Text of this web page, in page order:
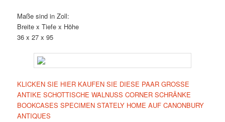
Maße sind in Zoll:
Breite x Tiefe x Höhe
36 x 27 x 95
KLICKEN SIE HIER KAUFEN SIE DIESE PAAR GROSSE
ANTIKE SCHOTTISCHE WALNUSS CORNER SCHRÄNKE
BOOKCASES SPECIMEN STATELY HOME AUF CANONBURY
ANTIQUES